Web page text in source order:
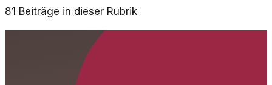
81 Beiträge in dieser Rubrik